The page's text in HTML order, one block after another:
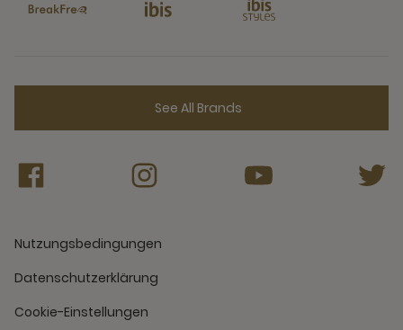
See All Brands
Nutzungsbedingungen
Datenschutzerklärung
Cookie-Einstellungen